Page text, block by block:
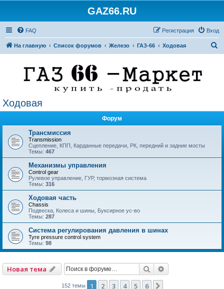
GAZ66.RU
FAQ Вход
Регистрация
На главную Список форумов Железо ГАЗ-66 Ходовая
Ходовая
Форум
Трансмиссия
Transmission
Сцепление, КПП, Карданные передачи, РК, передний и задние мосты
Темы: 467
Механизмы управления
Control gear
Рулевое управление, ГУР, тормозная система
Темы: 316
Ходовая часть
Chassis
Подвеска, Колеса и шины, Буксирное ус-во
Темы: 287
Система регулирования давления в шинах
Tyre pressure control system
Темы: 98
Новая тема Поиск
152 темы 1 2 3 4 5 6